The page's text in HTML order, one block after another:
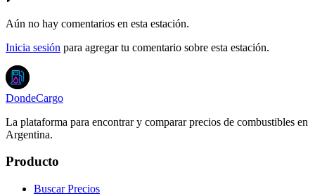
Aún no hay comentarios en esta estación.
Inicia sesión para agregar tu comentario sobre esta estación.
DondeCargo
La plataforma para encontrar y comparar precios de combustibles en
Argentina.
Producto
Buscar Precios